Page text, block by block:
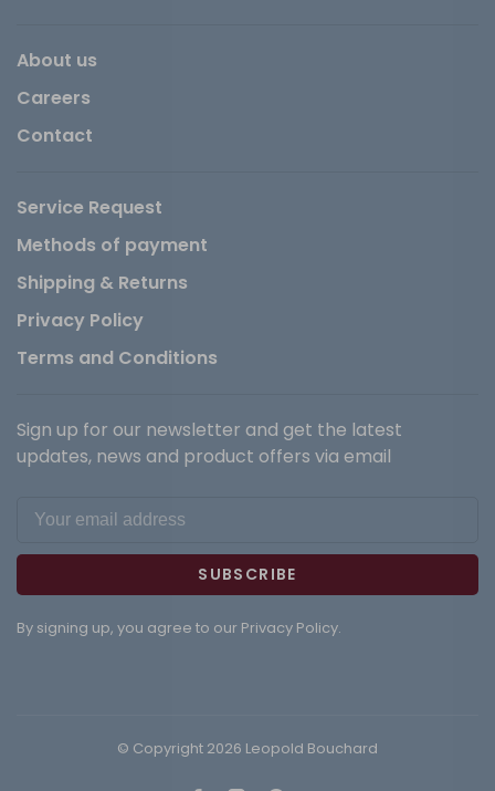
About us
Careers
Contact
Service Request
Methods of payment
Shipping & Returns
Privacy Policy
Terms and Conditions
Sign up for our newsletter and get the latest
updates, news and product offers via email
SUBSCRIBE
By signing up, you agree to our Privacy Policy.
© Copyright 2026 Leopold Bouchard